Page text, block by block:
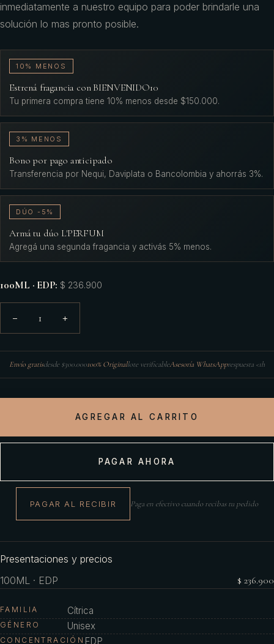
inmediatamente a nuestro equipo para poder brindarle una
solución lo mas pronto posible.
10% MENOS
Estrená fragancia con BIENVENIDO10
Tu primera compra tiene 10% menos desde $150.000.
3% MENOS
Bono por pago anticipado
Transferencia por Nequi, Daviplata o Bancolombia y ahorrás 3%.
DÚO -5%
Armá tu dúo L'PERFUM
Agregá una segunda fragancia y activás 5% menos.
100ML · EDP: $ 236.900
− 1 +
Envío gratisdesde $300.000100% Originallote verificableAsesoría WhatsApprespuesta <1h
AGREGAR AL CARRITO
PAGAR AHORA
PAGAR AL RECIBIR Paga en efectivo cuando recibas tu pedido
Presentaciones y precios
100ML · EDP
$ 236.900
FAMILIA Cítrica
GÉNERO Unisex
CONCENTRACIÓN EDP